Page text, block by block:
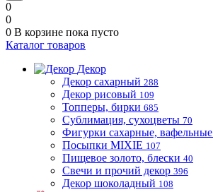
0
0
0 В корзине пока пусто
Каталог товаров
Декор
Декор сахарный 288
Декор рисовый 109
Топперы, бирки 685
Сублимация, сухоцветы 70
Фигурки сахарные, вафельные
Посыпки MIXIE 107
Пищевое золото, блески 40
Свечи и прочий декор 396
Декор шоколадный 108